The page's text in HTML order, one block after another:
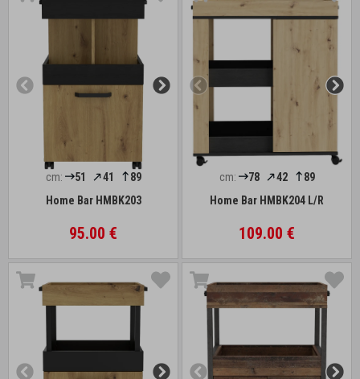
cm: 51 41
89
Home Bar HMBK203
95.00 €
cm: 78 42
89
Home Bar HMBK204 L/R
109.00 €